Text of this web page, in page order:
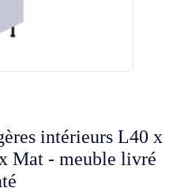
intérieurs L40 x
Mat - meuble livré